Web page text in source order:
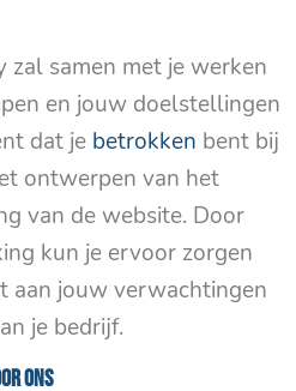
zal samen met je werken
en jouw doelstellingen
dat je betrokken bent bij
ontwerpen van het
van de website. Door
kun je ervoor zorgen
aan jouw verwachtingen
je bedrijf.
ons